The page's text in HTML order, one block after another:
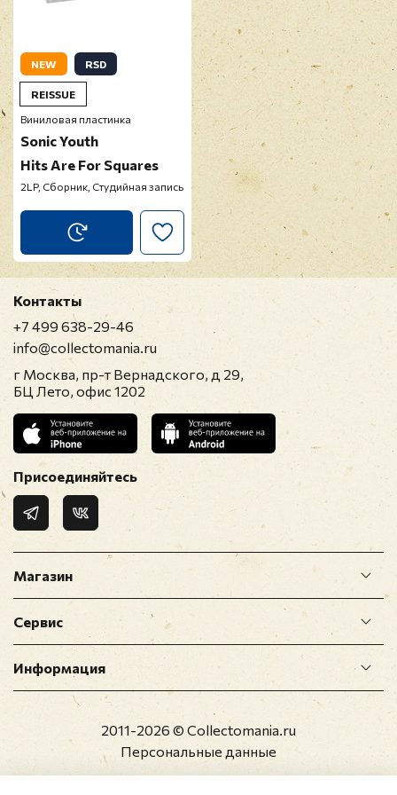
Прикрепить фото
Оставить отзыв
Перед публикацией отзывы проходят
модерацию
NEW RSD
REISSUE
Виниловая пластинка
Sonic Youth
Hits Are For Squares
2LP, Сборник, Студийная запись
Магазин
Сервис
Информация
Контакты
+7 499 638-29-46
info@collectomania.ru
г Москва, пр-т Вернадского, д 29,
БЦ Лето, офис 1202
Присоединяйтесь
2011-2026 © Collectomania.ru
Персональные данные